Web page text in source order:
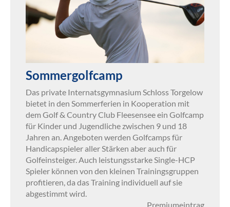
Sommergolfcamp
Das private Internatsgymnasium Schloss Torgelow
bietet in den Sommerferien in Kooperation mit
dem Golf & Country Club Fleesensee ein Golfcamp
für Kinder und Jugendliche zwischen 9 und 18
Jahren an. Angeboten werden Golfcamps für
Handicapspieler aller Stärken aber auch für
Golfeinsteiger. Auch leistungsstarke Single-HCP
Spieler können von den kleinen Trainingsgruppen
profitieren, da das Training individuell auf sie
abgestimmt wird.
Premiumeintrag